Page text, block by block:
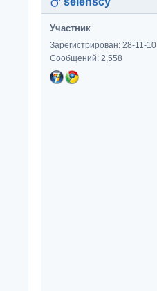
Участник
Зарегистрирован: 28-11-10
Сообщений: 2,558